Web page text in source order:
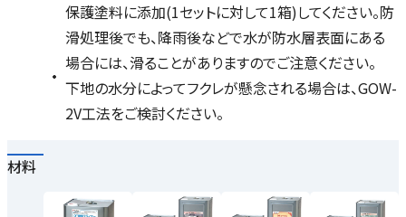
保護塗料に添加(1セットに対して1箱)してください。防
滑処理後でも、降雨後などで水が防水層表面にある
場合には、滑ることがありますのでご注意ください。
下地の水分によってフクレが懸念される場合は、GOW-
2V工法をご検討ください。
材料